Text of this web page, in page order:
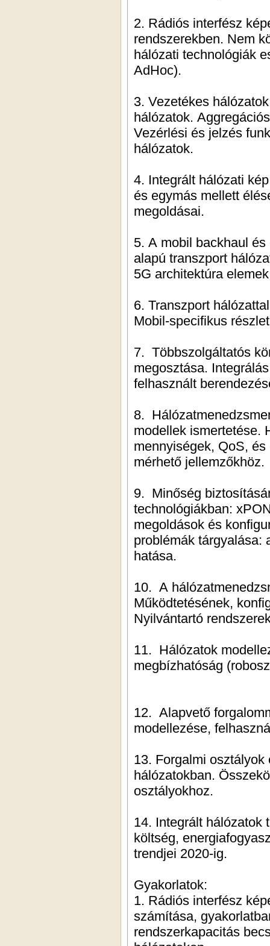
2. Rádiós interfész
rendszerekben. Nem
hálózati technológiák
AdHoc).
3. Vezetékes
hálózatok.
Vezérlési és jelzés
hálózatok.
4. Integrált hálózati
és egymás mellett
megoldásai.
5. A mobil backhaul
alapú transzport
5G architektúra
6. Transzport
Mobil-specifikus
7. Többszolgáltatós
megosztása.
felhasznált
8.
modellek ismertetése.
mennyiségek, QoS,
mérhető jellemzőkhöz.
9. Minőség
technológiákban:
megoldások és
problémák tárgyalása:
hatása.
10. A
Működtetésének,
Nyilvántartó
11. Hálózatok
megbízhatóság
12. Alapvető
modellezése,
13. Forgalmi
hálózatokban.
osztályokhoz.
14. Integrált hálózatok
költség,
trendjei 2020-ig.
Gyakorlatok:
1. Rádiós interfész
számítása,
rendszerkapacitás